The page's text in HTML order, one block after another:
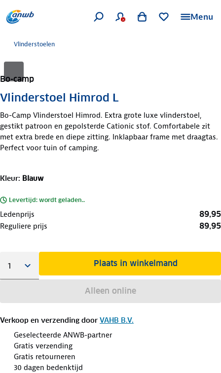
Menu
Vlinderstoelen
Bo-camp
Vlinderstoel Himrod L
Bo-Camp Vlinderstoel Himrod. Extra grote luxe vlinderstoel,
gestikt patroon en gepolsterde Cationic stof. Comfortabele zit
met extra brede en diepe zitting. Inklapbaar frame met draagtas.
Perfect voor tuin of camping.
Kleur: Blauw
Levertijd: wordt geladen..
Ledenprijs 89,95
Reguliere prijs 89,95
Plaats in winkelmand
Alleen online
Verkoop en verzending door VAHB B.V.
Geselecteerde ANWB-partner
Gratis verzending
Gratis retourneren
30 dagen bedenktijd